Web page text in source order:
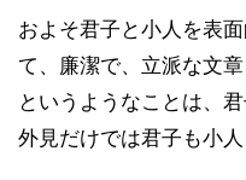
およそ君子と小人を表
て、廉潔で、立派な文
というようなことは、
外見だけでは君子も小人